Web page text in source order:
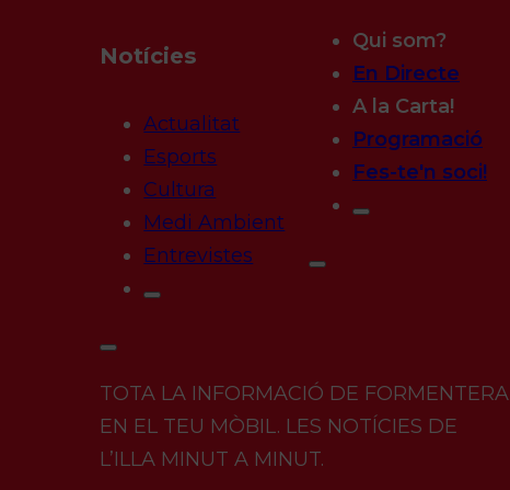
Notícies
Actualitat
Esports
Cultura
Medi Ambient
Entrevistes
Qui som?
En Directe
A la Carta!
Programació
Fes-te'n soci!
TOTA LA INFORMACIÓ DE FORMENTERA
EN EL TEU MÒBIL. LES NOTÍCIES DE
L’ILLA MINUT A MINUT.